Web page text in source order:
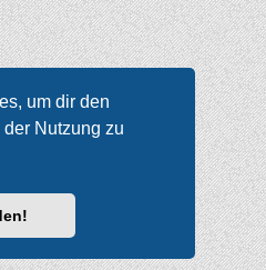
um dir den
Nutzung zu